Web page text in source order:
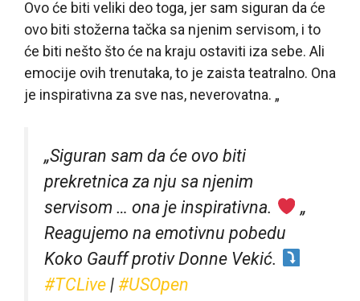
Ovo će biti veliki deo toga, jer sam siguran da će
ovo biti stožerna tačka sa njenim servisom, i to
će biti nešto što će na kraju ostaviti iza sebe. Ali
emocije ovih trenutaka, to je zaista teatralno. Ona
je inspirativna za sve nas, neverovatna. „
„Siguran sam da će ovo biti
prekretnica za nju sa njenim
servisom … ona je inspirativna.
„
Reagujemo na emotivnu pobedu
Koko Gauff protiv Donne Vekić.
#TCLive | #USOpen